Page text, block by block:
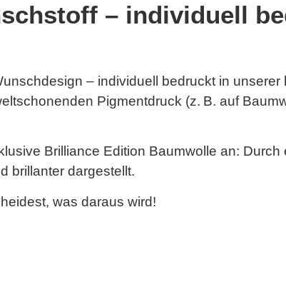
– individuell
– individuell bedruckt in
Pigmentdruck (z. B. auf
Brilliance Edition Baumwolle an: Durch
brillanter dargestellt.
was daraus wird!